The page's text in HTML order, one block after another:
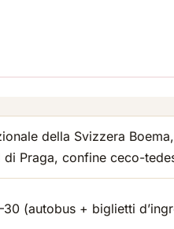
della Svizzera
di Praga, confine ceco-
(autobus + biglietti